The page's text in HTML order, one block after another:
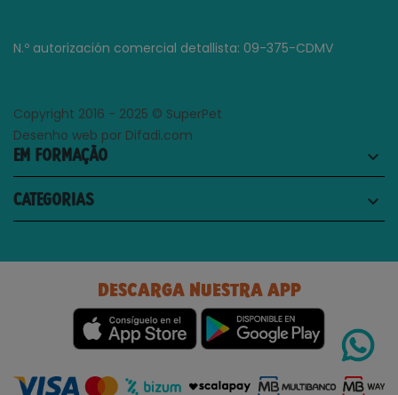
N.º autorización comercial detallista: 09-375-CDMV
Copyright 2016 - 2025 © SuperPet
Desenho web por Difadi.com
EM FORMAÇÃO keyboard_arrow_down
CATEGORIAS keyboard_arrow_down
DESCARGA NUESTRA APP